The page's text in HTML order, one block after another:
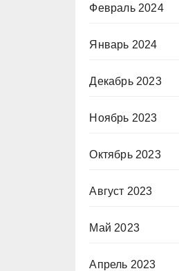
Февраль 2024
Январь 2024
Декабрь 2023
Ноябрь 2023
Октябрь 2023
Август 2023
Май 2023
Апрель 2023